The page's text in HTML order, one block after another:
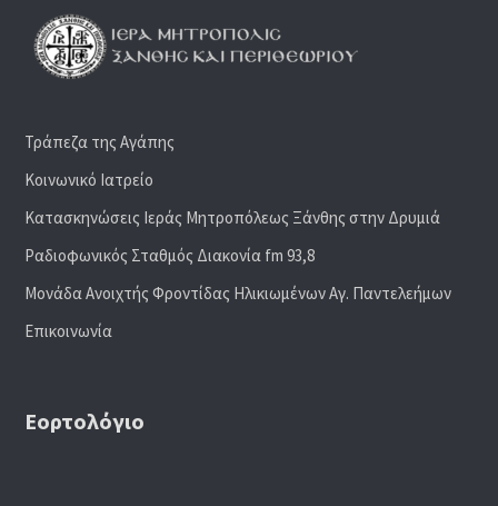
Τράπεζα της Αγάπης
Κοινωνικό Ιατρείο
Κατασκηνώσεις Ιεράς Μητροπόλεως Ξάνθης στην Δρυμιά
Ραδιoφωνικός Σταθμός Διακονία fm 93,8
Μονάδα Ανοιχτής Φροντίδας Ηλικιωμένων Αγ. Παντελεήμων
Επικοινωνία
Εορτολόγιο